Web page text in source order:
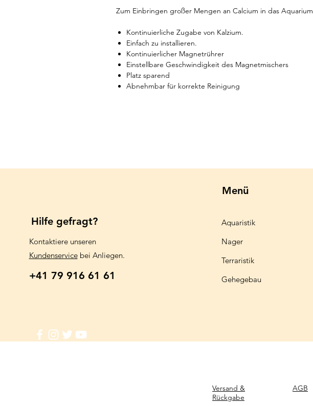
Zum Einbringen großer Mengen an Calcium in das Aquarium
Kontinuierliche Zugabe von Kalzium.
Einfach zu installieren.
Kontinuierlicher Magnetrührer
Einstellbare Geschwindigkeit des Magnetmischers
Platz sparend
Abnehmbar für korrekte Reinigung
Hilfe gefragt?
Kontaktiere unseren
Kundenservicebei Anliegen.
+41 79 916 61 61
Menü
Aquaristik
Nager
Terraristik
Gehegebau
Versand &
Rückgabe
AGB